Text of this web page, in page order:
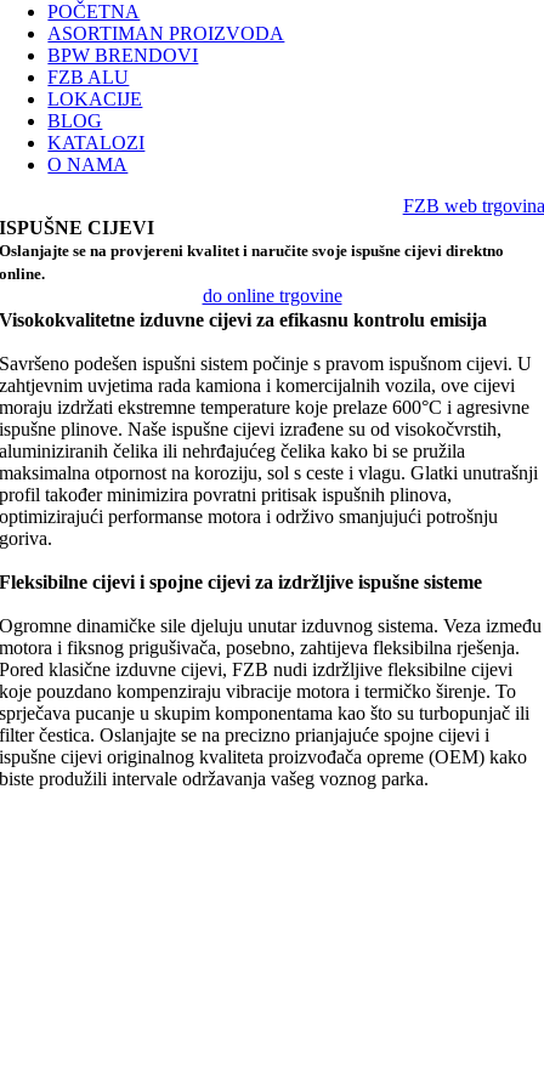
POČETNA
ASORTIMAN PROIZVODA
BPW BRENDOVI
FZB ALU
LOKACIJE
BLOG
KATALOZI
O NAMA
FZB web trgovina
ISPUŠNE CIJEVI
Oslanjajte se na provjereni kvalitet i naručite svoje ispušne cijevi direktno
online.
do online trgovine
Visokokvalitetne izduvne cijevi za efikasnu kontrolu emisija
Savršeno podešen ispušni sistem počinje s pravom ispušnom cijevi. U
zahtjevnim uvjetima rada kamiona i komercijalnih vozila, ove cijevi
moraju izdržati ekstremne temperature koje prelaze 600°C i agresivne
ispušne plinove. Naše ispušne cijevi izrađene su od visokočvrstih,
aluminiziranih čelika ili nehrđajućeg čelika kako bi se pružila
maksimalna otpornost na koroziju, sol s ceste i vlagu. Glatki unutrašnji
profil također minimizira povratni pritisak ispušnih plinova,
optimizirajući performanse motora i održivo smanjujući potrošnju
goriva.
Fleksibilne cijevi i spojne cijevi za izdržljive ispušne sisteme
Ogromne dinamičke sile djeluju unutar izduvnog sistema. Veza između
motora i fiksnog prigušivača, posebno, zahtijeva fleksibilna rješenja.
Pored klasične izduvne cijevi, FZB nudi izdržljive fleksibilne cijevi
koje pouzdano kompenziraju vibracije motora i termičko širenje. To
sprječava pucanje u skupim komponentama kao što su turbopunjač ili
filter čestica. Oslanjajte se na precizno prianjajuće spojne cijevi i
ispušne cijevi originalnog kvaliteta proizvođača opreme (OEM) kako
biste produžili intervale održavanja vašeg voznog parka.